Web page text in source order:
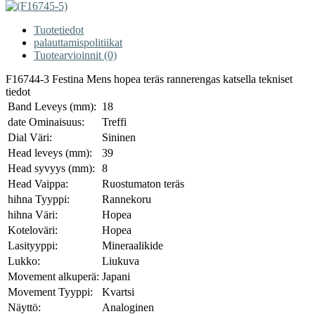
Tuotetiedot
palauttamispolitiikat
Tuotearvioinnit (0)
F16744-3 Festina Mens hopea teräs rannerengas katsella tekniset
tiedot
Band Leveys (mm): 18
date Ominaisuus:
Treffi
Dial Väri:
Sininen
Head leveys (mm):
39
Head syvyys (mm):
8
Head Vaippa:
Ruostumaton teräs
hihna Tyyppi:
Rannekoru
hihna Väri:
Hopea
Koteloväri:
Hopea
Lasityyppi:
Mineraalikide
Lukko:
Liukuva
Movement alkuperä: Japani
Movement Tyyppi:
Kvartsi
Näyttö:
Analoginen